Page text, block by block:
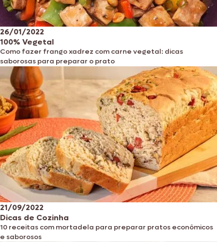
26/01/2022
100% Vegetal
Como fazer frango xadrez com carne vegetal: dicas
saborosas para preparar o prato
21/09/2022
Dicas de Cozinha
10 receitas com mortadela para preparar pratos econômicos
e saborosos